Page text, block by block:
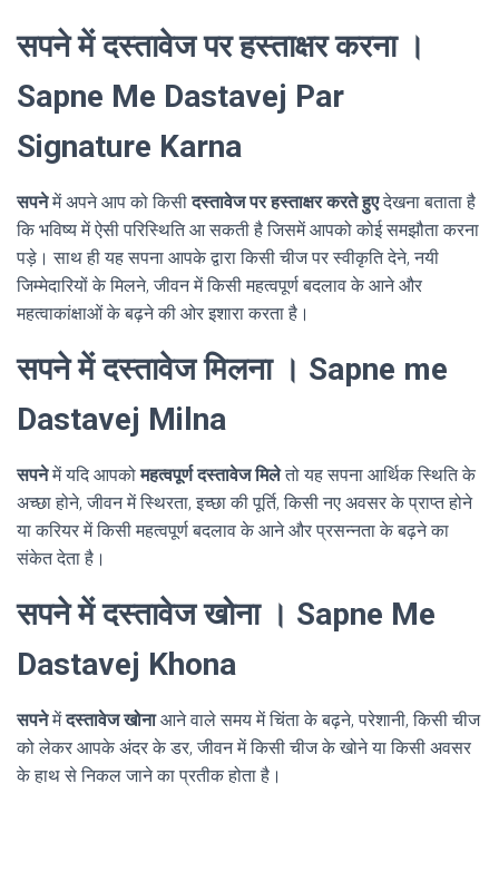
सपने में दस्तावेज पर हस्ताक्षर करना ।
Sapne Me Dastavej Par
Signature Karna
सपनेमें अपने आप को किसीदस्तावेज पर हस्ताक्षर करते हुएदेखना बताता है
कि भविष्य में ऐसी परिस्थिति आ सकती है जिसमें आपको कोई समझौता करना
पड़े। साथ ही यह सपना आपके द्वारा किसी चीज पर स्वीकृति देने, नयी
जिम्मेदारियों के मिलने, जीवन में किसी महत्वपूर्ण बदलाव के आने और
महत्वाकांक्षाओं के बढ़ने की ओर इशारा करता है।
सपने में दस्तावेज मिलना । Sapne me
Dastavej Milna
सपनेमें यदि आपकोमहत्वपूर्ण दस्तावेज मिलेतो यह सपना आर्थिक स्थिति के
अच्छा होने, जीवन में स्थिरता, इच्छा की पूर्ति, किसी नए अवसर के प्राप्त होने
या करियर में किसी महत्वपूर्ण बदलाव के आने और प्रसन्नता के बढ़ने का
संकेत देता है।
सपने में दस्तावेज खोना । Sapne Me
Dastavej Khona
सपनेमेंदस्तावेज खोनाआने वाले समय में चिंता के बढ़ने, परेशानी, किसी चीज
को लेकर आपके अंदर के डर, जीवन में किसी चीज के खोने या किसी अवसर
के हाथ से निकल जाने का प्रतीक होता है।